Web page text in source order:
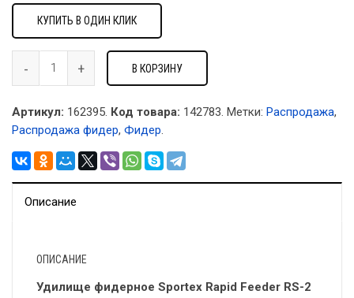
КУПИТЬ В ОДИН КЛИК
В КОРЗИНУ
Артикул: 162395. Код товара: 142783. Метки: Распродажа,
Распродажа фидер, Фидер.
Описание
ОПИСАНИЕ
Удилище фидерное Sportex Rapid Feeder RS-2